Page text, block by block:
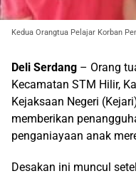
Kedua Orangtua Pelajar Korban
Deli Serdang – Orang
Kecamatan STM Hilir,
Kejaksaan Negeri
memberikan
penganiayaan anak
Desakan ini muncul